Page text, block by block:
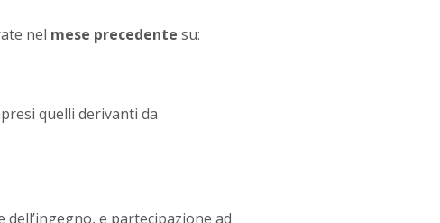
nel mese precedente su:
quelli derivanti da
e partecipazione ad